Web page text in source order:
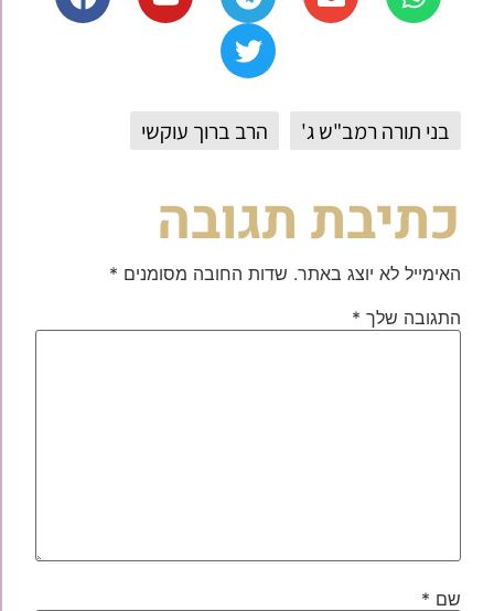
בני תורה רמב"ש ג' הרב ברוך עוקשי
כתיבת תגובה
האימייל לא יוצג באתר. שדות החובה מסומנים *
התגובה שלך *
שם *